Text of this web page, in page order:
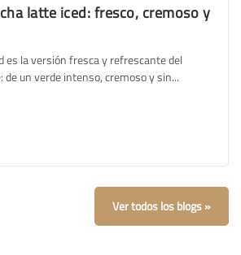
latte iced: fresco, cremoso y
es la versión fresca y refrescante del
un verde intenso, cremoso y sin...
Ver todos los blogs